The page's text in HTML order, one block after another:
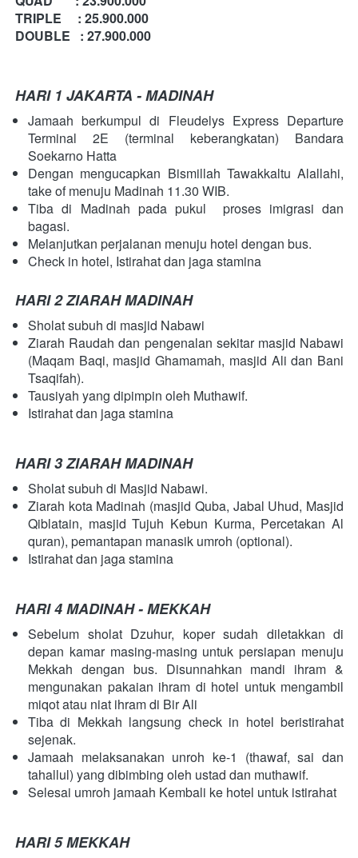
TRIPLE     : 25.900.000
DOUBLE   : 27.900.000
HARI 1 JAKARTA - MADINAH
Jamaah berkumpul di Fleudelys Express Departure
Terminal 2E (terminal keberangkatan) Bandara
Soekarno Hatta
Dengan mengucapkan Bismillah Tawakkaltu Alallahi,
take of menuju Madinah 11.30 WIB.
Tiba di Madinah pada pukul  proses imigrasi dan
bagasi.
Melanjutkan perjalanan menuju hotel dengan bus.
Check in hotel, Istirahat dan jaga stamina
HARI 2 ZIARAH MADINAH
Sholat subuh di masjid Nabawi
Ziarah Raudah dan pengenalan sekitar masjid Nabawi
(Maqam Baqi, masjid Ghamamah, masjid Ali dan Bani
Tsaqifah).
Tausiyah yang dipimpin oleh Muthawif.
Istirahat dan jaga stamina
HARI 3 ZIARAH MADINAH
Sholat subuh di Masjid Nabawi.
Ziarah kota Madinah (masjid Quba, Jabal Uhud, Masjid
Qiblatain, masjid Tujuh Kebun Kurma, Percetakan Al
quran), pemantapan manasik umroh (optional).
Istirahat dan jaga stamina
HARI 4 MADINAH - MEKKAH
Sebelum sholat Dzuhur, koper sudah diletakkan di
depan kamar masing-masing untuk persiapan menuju
Mekkah dengan bus. Disunnahkan mandi ihram &
mengunakan pakaian ihram di hotel untuk mengambil
miqot atau niat ihram di Bir Ali
Tiba di Mekkah langsung check in hotel beristirahat
sejenak.
Jamaah melaksanakan unroh ke-1 (thawaf, sai dan
tahallul) yang dibimbing oleh ustad dan muthawif.
Selesai umroh jamaah Kembali ke hotel untuk istirahat
HARI 5 MEKKAH